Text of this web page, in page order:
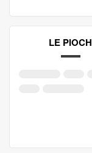
LE PIOCH